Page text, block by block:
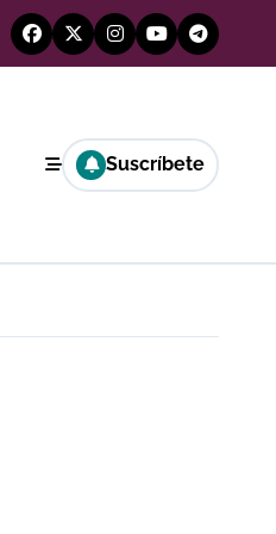
Buscar: Suscríbete